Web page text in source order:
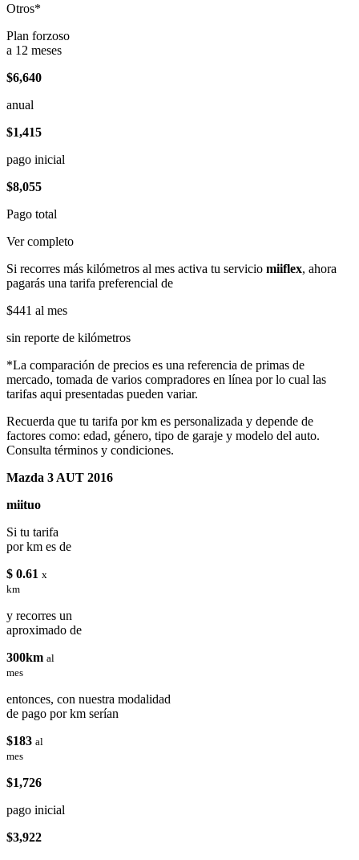
Otros*
Plan forzoso
a 12 meses
$6,640
anual
$1,415
pago inicial
$8,055
Pago total
Ver completo
Si recorres más kilómetros al mes activa tu servicio miiflex, ahora
pagarás una tarifa preferencial de
$441 al mes
sin reporte de kilómetros
*La comparación de precios es una referencia de primas de
mercado, tomada de varios compradores en línea por lo cual las
tarifas aqui presentadas pueden variar.
Recuerda que tu tarifa por km es personalizada y depende de
factores como: edad, género, tipo de garaje y modelo del auto.
Consulta términos y condiciones.
Mazda 3 AUT 2016
miituo
Si tu tarifa
por km es de
$ 0.61 x
km
y recorres un
aproximado de
300km al
mes
entonces, con nuestra modalidad
de pago por km serían
$183 al
mes
$1,726
pago inicial
$3,922